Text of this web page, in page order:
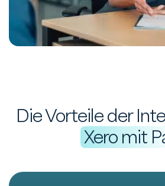
Die Vorteile der
Xero mit